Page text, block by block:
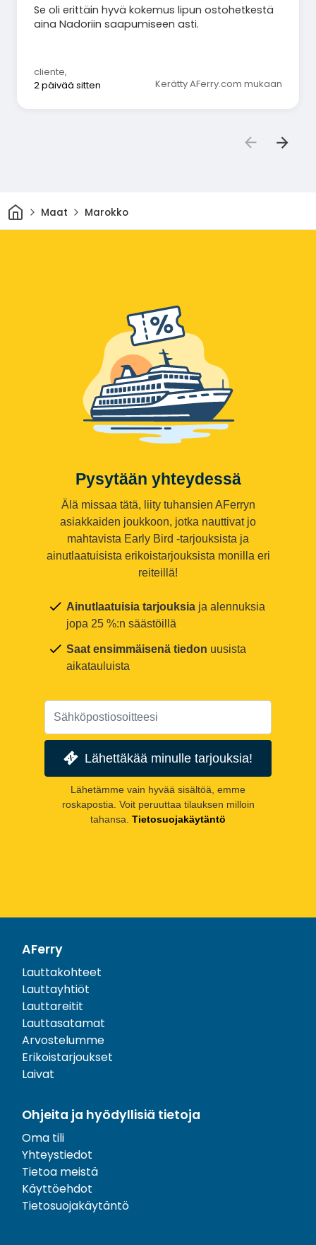
Se oli erittäin hyvä kokemus lipun ostohetkestä
aina Nadoriin saapumiseen asti.
cliente,
2 päivää sitten
Kerätty AFerry.com mukaan
KotiinMaat Marokko
Pysytään yhteydessä
Älä missaa tätä, liity tuhansien AFerryn
asiakkaiden joukkoon, jotka nauttivat jo
mahtavista Early Bird -tarjouksista ja
ainutlaatuisista erikoistarjouksista monilla eri
reiteillä!
Ainutlaatuisia tarjouksia ja alennuksia
jopa 25 %:n säästöillä
Saat ensimmäisenä tiedon uusista
aikatauluista
Lähettäkää minulle tarjouksia!
Lähetämme vain hyvää sisältöä, emme
roskapostia. Voit peruuttaa tilauksen milloin
tahansa. Tietosuojakäytäntö
AFerry
Lauttakohteet
Lauttayhtiöt
Lauttareitit
Lauttasatamat
Arvostelumme
Erikoistarjoukset
Laivat
Ohjeita ja hyödyllisiä tietoja
Oma tili
Yhteystiedot
Tietoa meistä
Käyttöehdot
Tietosuojakäytäntö